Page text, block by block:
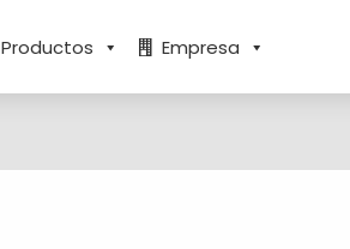
Productos Empresa